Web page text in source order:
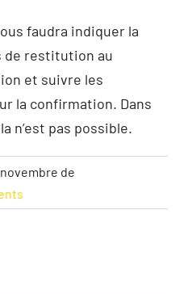
faudra indiquer la
de restitution au
et suivre les
la confirmation. Dans
n’est pas possible.
de